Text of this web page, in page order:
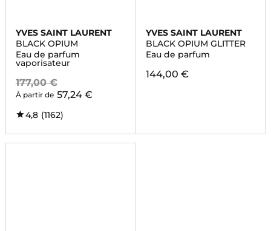
YVES SAINT LAURENT
BLACK OPIUM
Eau de parfum
vaporisateur
177,00 €
À partir de 57,24 €
4,8 (1162)
YVES SAINT LAURENT
BLACK OPIUM GLITTER
Eau de parfum
144,00 €